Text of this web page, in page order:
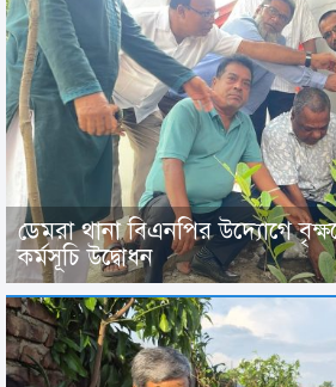
ডেমরা থানা বিএনপির উদ্যোগে
কর্মসূচি উদ্বোধন